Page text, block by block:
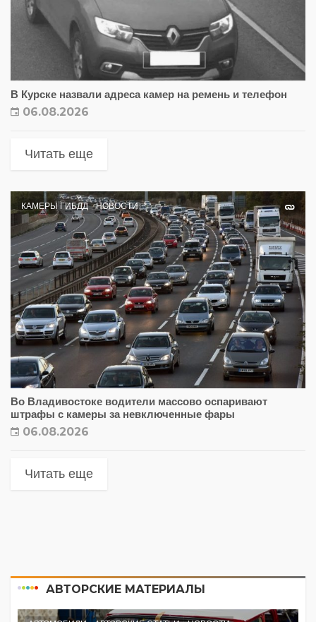
В Курске назвали адреса камер на ремень и телефон
06.08.2026
Читать еще
КАМЕРЫ ГИБДД НОВОСТИ
Во Владивостоке водители массово оспаривают
штрафы с камеры за невключенные фары
06.08.2026
Читать еще
АВТОРСКИЕ МАТЕРИАЛЫ